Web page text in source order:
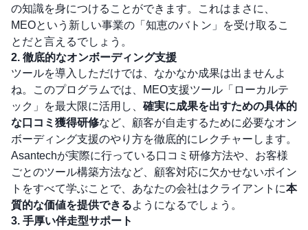
の知識を身につけることができます。これはまさに、
MEOという新しい事業の「知恵のバトン」を受け取るこ
とだと言えるでしょう。
2. 徹底的なオンボーディング支援
ツールを導入しただけでは、なかなか成果は出ませんよ
ね。このプログラムでは、MEO支援ツール「ローカルテ
ック」を最大限に活用し、 確実に成果を出すための具体的
な口コミ獲得研修など、顧客が自走するために必要なオン
ボーディング支援のやり方を徹底的にレクチャーします。
Asantechが実際に行っている口コミ研修方法や、お客様
ごとのツール構築方法など、顧客対応に欠かせないポイン
トをすべて学ぶことで、あなたの会社はクライアントに本
質的な価値を提供できるようになるでしょう。
3. 手厚い伴走型サポート